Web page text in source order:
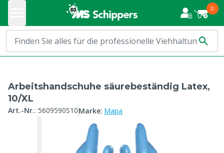
0
Arbeitshandschuhe säurebeständig Latex,
10/XL
Art.-Nr.: 5609590S10Marke: Mapa